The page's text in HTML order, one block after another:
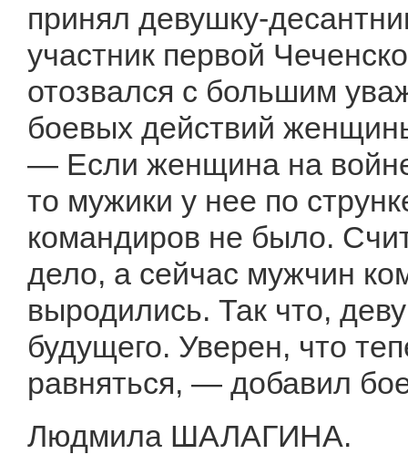
принял девушку-
участник первой
отозвался с большим
боевых действий
— Если женщина на
то мужики у нее по
командиров не было.
дело, а сейчас мужчин
выродились. Так что,
будущего. Уверен, что
равняться, — добавил
Людмила ШАЛАГИНА.